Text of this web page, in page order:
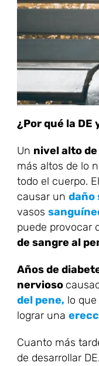
¿Por qué la
Un nivel alto
más altos de lo
todo el cuerpo. El
causar un daño
vasos
puede provocar
de sangre al
Años de
nervioso
del pene,lo que
lograr una
Cuanto más
de desarrollar